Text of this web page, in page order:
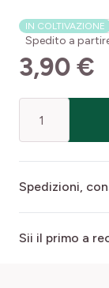
IN COLTIVAZIONE
Spedito a
3,90 €
Spedizioni,
Sii il primo a